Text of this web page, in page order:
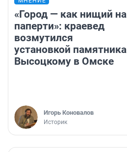
«Город — как нищий на
паперти»: краевед
возмутился
установкой памятника
Высоцкому в Омске
Игорь Коновалов
Историк